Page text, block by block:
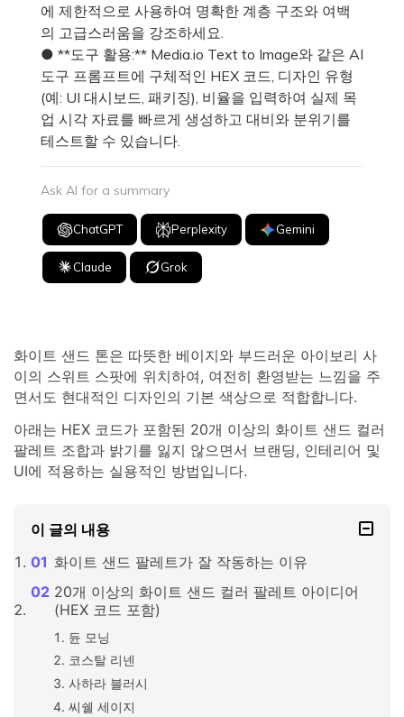
에 제한적으로 사용하여 명확한 계층 구조와 여백
의 고급스러움을 강조하세요.
● **도구 활용:** Media.io Text to Image와 같은 AI
도구 프롬프트에 구체적인 HEX 코드, 디자인 유형
(예: UI 대시보드, 패키징), 비율을 입력하여 실제 목
업 시각 자료를 빠르게 생성하고 대비와 분위기를
테스트할 수 있습니다.
Ask AI for a summary
ChatGPT Perplexity Gemini
Claude Grok
화이트 샌드 톤은 따뜻한 베이지와 부드러운 아이보리 사
이의 스위트 스팟에 위치하여, 여전히 환영받는 느낌을 주
면서도 현대적인 디자인의 기본 색상으로 적합합니다.
아래는 HEX 코드가 포함된 20개 이상의 화이트 샌드 컬러
팔레트 조합과 밝기를 잃지 않으면서 브랜딩, 인테리어 및
UI에 적용하는 실용적인 방법입니다.
이 글의 내용
화이트 샌드 팔레트가 잘 작동하는 이유
20개 이상의 화이트 샌드 컬러 팔레트 아이디어
(HEX 코드 포함)
듄 모닝
코스탈 리넨
사하라 블러시
씨쉘 세이지